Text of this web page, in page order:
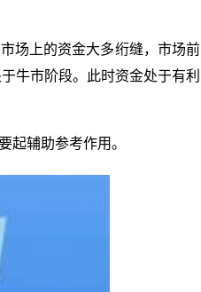
场上的资金大多绗缝，市场前
牛市阶段。此时资金处于有利
起辅助参考作用。